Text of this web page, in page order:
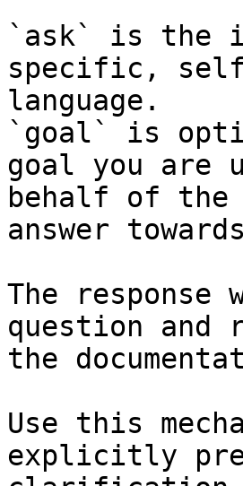
`ask` is the
specific,
language.
`goal` is
goal you are
behalf of
answer
The
question and
the
Use this
explicitly